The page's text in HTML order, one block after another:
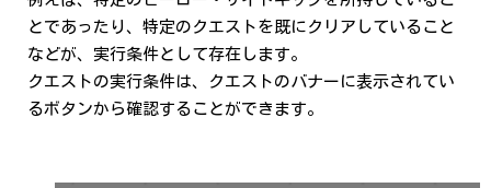
とであったり、特定のクエストを既にクリアしていること
などが、実行条件として存在します。
クエストの実行条件は、クエストのバナーに表示されてい
るボタンから確認することができます。